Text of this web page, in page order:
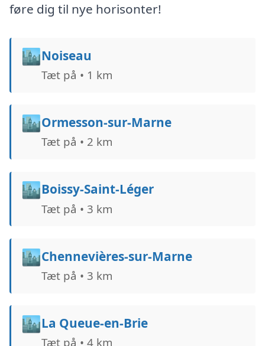
føre dig til nye horisonter!
🏙️Noiseau
Tæt på • 1 km
🏙️Ormesson-sur-Marne
Tæt på • 2 km
🏙️Boissy-Saint-Léger
Tæt på • 3 km
🏙️Chennevières-sur-Marne
Tæt på • 3 km
🏙️La Queue-en-Brie
Tæt på • 4 km